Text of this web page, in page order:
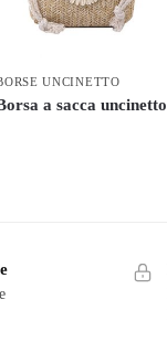
UNCINETTO
a sacca uncinetto